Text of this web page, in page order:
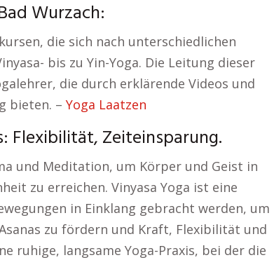
Wurzach:
die sich nach unterschiedlichen
bis zu Yin-Yoga. Die Leitung dieser
die durch erklärende Videos und
bieten. – Yoga Laatzen
Flexibilität, Zeiteinsparung.
und Meditation, um Körper und Geist in
zu erreichen. Vinyasa Yoga ist eine
in Einklang gebracht werden, um
zu fördern und Kraft, Flexibilität und
ruhige, langsame Yoga-Praxis, bei der die